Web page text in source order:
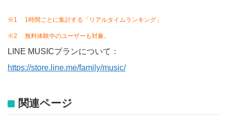
※1 1時間ごとに集計する「リアルタイムランキング」
※2 無料体験中のユーザーも対象。
LINE MUSICプランについて：
https://store.line.me/family/music/
関連ページ